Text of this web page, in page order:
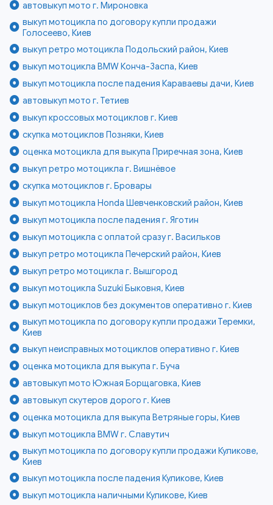
автовыкуп мото г. Мироновка
выкуп мотоцикла по договору купли продажи
Голосеево, Киев
выкуп ретро мотоцикла Подольский район, Киев
выкуп мотоцикла BMW Конча-Заспа, Киев
выкуп мотоцикла после падения Караваевы дачи, Киев
автовыкуп мото г. Тетиев
выкуп кроссовых мотоциклов г. Киев
скупка мотоциклов Позняки, Киев
оценка мотоцикла для выкупа Приречная зона, Киев
выкуп ретро мотоцикла г. Вишнёвое
скупка мотоциклов г. Бровары
выкуп мотоцикла Honda Шевченковский район, Киев
выкуп мотоцикла после падения г. Яготин
выкуп мотоцикла с оплатой сразу г. Васильков
выкуп ретро мотоцикла Печерский район, Киев
выкуп ретро мотоцикла г. Вышгород
выкуп мотоцикла Suzuki Быковня, Киев
выкуп мотоциклов без документов оперативно г. Киев
выкуп мотоцикла по договору купли продажи Теремки,
Киев
выкуп неисправных мотоциклов оперативно г. Киев
оценка мотоцикла для выкупа г. Буча
автовыкуп мото Южная Борщаговка, Киев
автовыкуп скутеров дорого г. Киев
оценка мотоцикла для выкупа Ветряные горы, Киев
выкуп мотоцикла BMW г. Славутич
выкуп мотоцикла по договору купли продажи Куликове,
Киев
выкуп мотоцикла после падения Куликове, Киев
выкуп мотоцикла наличными Куликове, Киев